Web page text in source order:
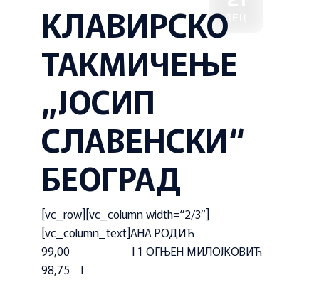
ДЕЦ
КЛАВИРСКО
ТАКМИЧЕЊЕ
„ЈОСИП
СЛАВЕНСКИ“
БЕОГРАД
[vc_row][vc_column width=“2/3″]
[vc_column_text]АНА РОДИЋ
99,00 I 1 ОГЊЕН МИЛОЈКОВИЋ
98,75 I